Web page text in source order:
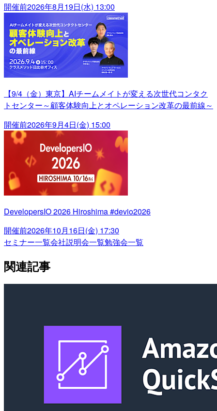
開催前2026年8月19日(水) 13:00
【9/4（金）東京】AIチームメイトが変える次世代コンタク
トセンター～顧客体験向上とオペレーション改革の最前線～
開催前2026年9月4日(金) 15:00
DevelopersIO 2026 Hiroshima #devio2026
開催前2026年10月16日(金) 17:30
セミナー一覧会社説明会一覧勉強会一覧
関連記事